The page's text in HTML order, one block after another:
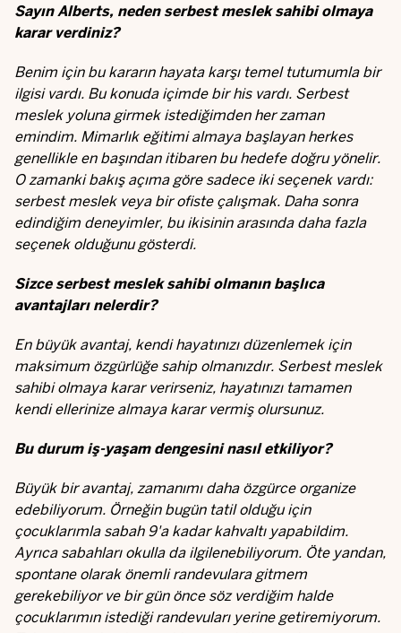
Sayın Alberts, neden serbest meslek sahibi olmaya
karar verdiniz?
Benim için bu kararın hayata karşı temel tutumumla bir
ilgisi vardı. Bu konuda içimde bir his vardı. Serbest
meslek yoluna girmek istediğimden her zaman
emindim. Mimarlık eğitimi almaya başlayan herkes
genellikle en başından itibaren bu hedefe doğru yönelir.
O zamanki bakış açıma göre sadece iki seçenek vardı:
serbest meslek veya bir ofiste çalışmak. Daha sonra
edindiğim deneyimler, bu ikisinin arasında daha fazla
seçenek olduğunu gösterdi.
Sizce serbest meslek sahibi olmanın başlıca
avantajları nelerdir?
En büyük avantaj, kendi hayatınızı düzenlemek için
maksimum özgürlüğe sahip olmanızdır. Serbest meslek
sahibi olmaya karar verirseniz, hayatınızı tamamen
kendi ellerinize almaya karar vermiş olursunuz.
Bu durum iş-yaşam dengesini nasıl etkiliyor?
Büyük bir avantaj, zamanımı daha özgürce organize
edebiliyorum. Örneğin bugün tatil olduğu için
çocuklarımla sabah 9'a kadar kahvaltı yapabildim.
Ayrıca sabahları okulla da ilgilenebiliyorum. Öte yandan,
spontane olarak önemli randevulara gitmem
gerekebiliyor ve bir gün önce söz verdiğim halde
çocuklarımın istediği randevuları yerine getiremiyorum.